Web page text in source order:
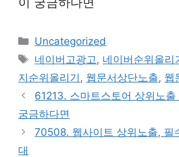
Categories
Uncategorized
Tags
네이버고광고 , 네이버순위올리
지순위올리기 , 웹문서상단노출, 웹
61213. 스마트스토어 상위노출
궁금하다면
70508. 웹사이트 상위노출, 필
대